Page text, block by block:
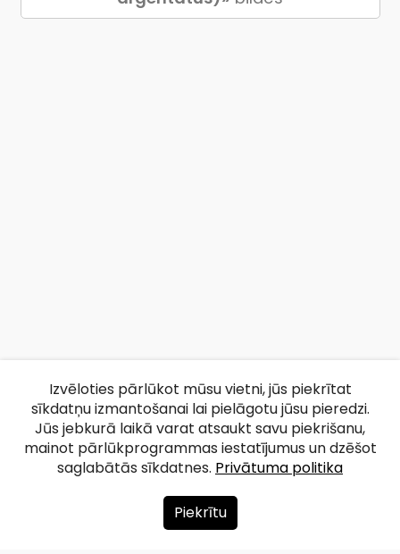
Par mums
Izvēloties pārlūkot mūsu vietni, jūs piekrītat
sīkdatņu izmantošanai lai pielāgotu jūsu pieredzi.
Jūs jebkurā laikā varat atsaukt savu piekrišanu,
mainot pārlūkprogrammas iestatījumus un dzēšot
saglabātās sīkdatnes. Privātuma politika
Piekrītu